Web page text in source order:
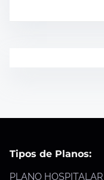
Tipos de Planos:
PLANO HOSPITALAR